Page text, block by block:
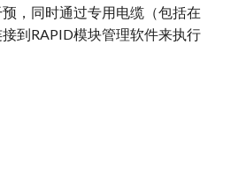
，同时通过专用电缆（包括在
到RAPID模块管理软件来执行